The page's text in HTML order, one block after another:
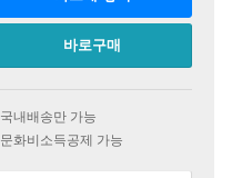
바로구매
국내배송만 가능
문화비소득공제 가능